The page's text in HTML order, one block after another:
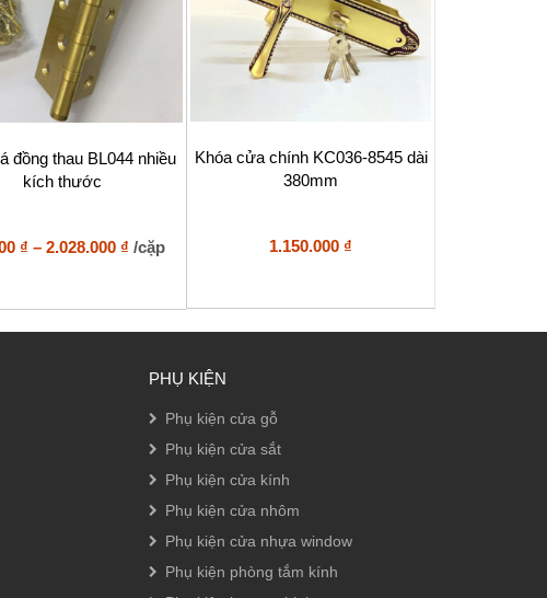
đồng thau BL044 nhiều
kích thước
₫ – 2.028.000 ₫ Khoảng
507.000 ₫
đến
/cặp
Khóa cửa chính KC036-8545 dài
380mm
1.150.000 ₫
PHỤ KIỆN
Phụ kiện cửa gỗ
Phụ kiện cửa sắt
Phụ kiện cửa kính
Phụ kiện cửa nhôm
Phụ kiện cửa nhựa window
Phụ kiện phòng tắm kính